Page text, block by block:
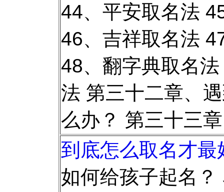
44、平安取名法
46、吉祥取名法
48、翻字典取名
法 第三十二章、
么办？ 第三十三
到底怎么取名才最
如何给孩子起名